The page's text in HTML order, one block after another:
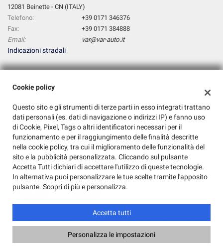
12081 Beinette - CN (ITALY)
Telefono:
+39 0171 346376
Fax:
+39 0171 384888
Email:
var@var-auto.it
Indicazioni stradali
Dati fiscali:
Via Mondovi, 56, Beinette (CN)
C.F/P.IVA:03273990048
Registro delle imprese:CN
Copyright © 2026 GestionaleAuto.com S.r.l., Tutti i diritti riservati -
Leggi l'informativa sulla privacy-Cookie Policy
GestionaleAuto.com
Cookie policy
Questo sito e gli strumenti di terze parti in esso integrati trattano
dati personali (es. dati di navigazione o indirizzi IP) e fanno uso
di Cookie, Pixel, Tags o altri identificatori necessari per il
funzionamento e per il raggiungimento delle finalità descritte
nella cookie policy, tra cui il miglioramento delle funzionalità del
sito e la pubblicità personalizzata. Cliccando sul pulsante
Accetta Tutti dichiari di accettare l'utilizzo di queste tecnologie.
In alternativa puoi personalizzare le tue scelte tramite l'apposito
pulsante. Scopri di più e personalizza.
Accetta tutti
Personalizza le impostazioni